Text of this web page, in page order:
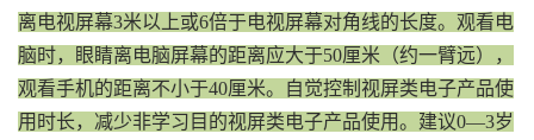
离电视屏幕3米以上或6倍于电视屏幕对角线的长度。观看电
脑时，眼睛离电脑屏幕的距离应大于50厘米（约一臂远），
观看手机的距离不小于40厘米。自觉控制视屏类电子产品使
用时长，减少非学习目的视屏类电子产品使用。建议0—3岁